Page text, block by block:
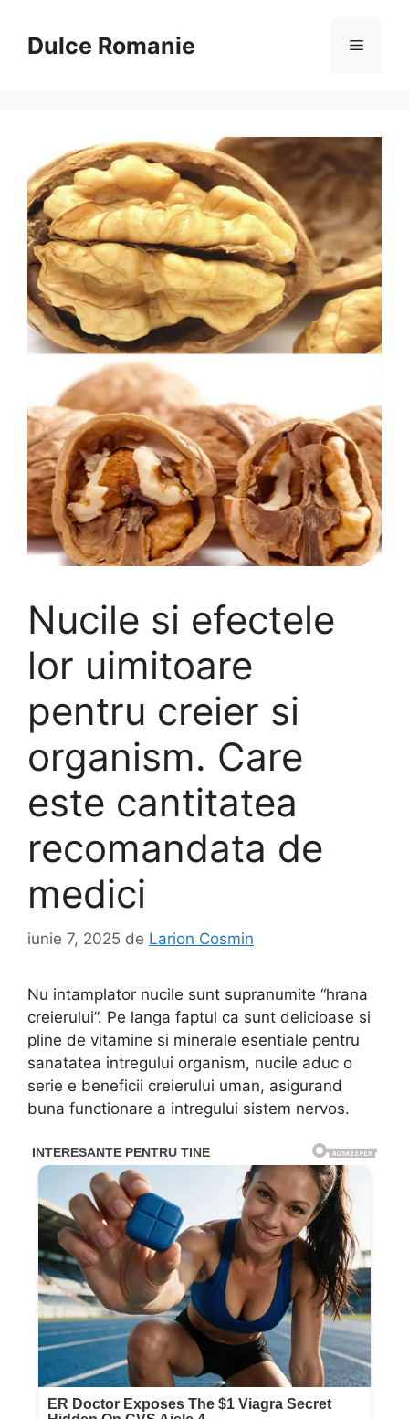
conținutDulce Romanie Meniu
Nucile si efectele
lor uimitoare
pentru creier si
organism. Care
este cantitatea
recomandata de
medici
iunie 7, 2025 de Larion Cosmin
Nu intamplator nucile sunt supranumite “hrana
creierului”. Pe langa faptul ca sunt delicioase si
pline de vitamine si minerale esentiale pentru
sanatatea intregului organism, nucile aduc o
serie e beneficii creierului uman, asigurand
buna functionare a intregului sistem nervos.